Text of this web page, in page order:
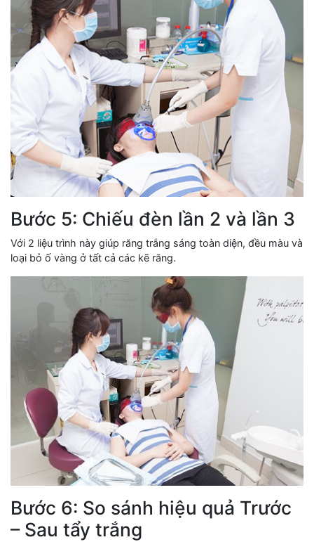
Bước 5: Chiếu đèn lần 2 và lần 3
Với 2 liệu trình này giúp răng trắng sáng toàn diện, đều màu và
loại bỏ ố vàng ở tất cả các kẽ răng.
Bước 6: So sánh hiệu quả Trước
– Sau tẩy trắng